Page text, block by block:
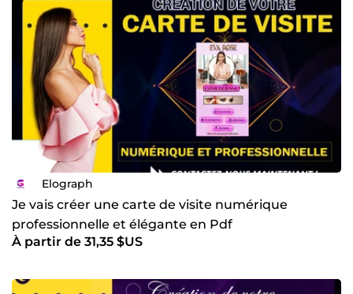
Elograph
Je vais créer une carte de visite numérique
professionnelle et élégante en Pdf
À partir de 31,35 $US